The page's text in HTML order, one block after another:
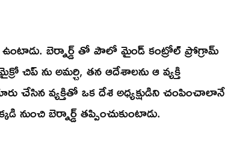
బెర్నార్డ్ తో పౌలో మైండ్ కంట్రోల్ ప్రోగ్రామ్
చిప్ ను అమర్చి, తన ఆదేశాలను ఆ వ్యక్తి
వ్యక్తితో ఒక దేశ అధ్యక్షుడిని చంపించాలానే
బెర్నార్డ్ తప్పించుకుంటాడు.